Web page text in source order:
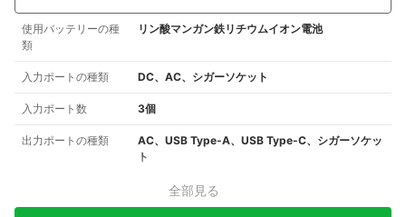
使用バッテリーの種
類
リン酸マンガン鉄リチウムイオン電池
入力ポートの種類 DC、AC、シガーソケット
入力ポート数 3個
出力ポートの種類
AC、USB Type-A、USB Type-C、シガーソケッ
ト
全部見る